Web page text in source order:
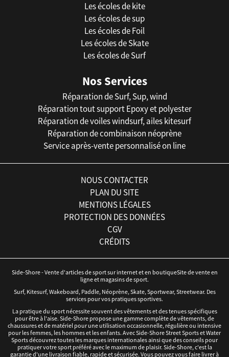
Les écoles de kite
Les écoles de sup
Les écoles de Foil
Les écoles de Skate
Les écoles de Surf
Nos Services
Réparation de Surf, Sup, wind
Réparation tout support Epoxy et polyester
Réparation de voiles windsurf, ailes kitesurf
Réparation de combinaison néoprène
Service après-vente personnalisé on line
NOUS CONTACTER
PLAN DU SITE
MENTIONS LÉGALES
PROTECTION DES DONNÉES
CGV
CRÉDITS
Side-Shore - Vente d'articles de sport sur internet et en boutiqueSite de vente en
ligne et magasins de sport.
Surf, Kitesurf, Wakeboard, Paddle, Néoprène, Skate, Sportwear, Streetwear. Des
services pour vos pratiques sportives.
La pratique du sport nécessite souvent des vêtements et des tenues spécifiques
pour être à l'aise. Side-Shore propose une gamme complète de vêtements, de
chaussures et de matériel pour une utilisation occasionnelle, régulière ou intensive
pour les femmes, les hommes et les enfants. Avec Side-Shore Street Sports et Water
Sports découvrez toutes les marques internationales ainsi que des conseils pour
pratiquer votre sport préféré avec le maximum de plaisir. Side-Shore, c'est la
garantie d'une livraison fiable, rapide et sécurisée. Vous pouvez vous faire livrer à